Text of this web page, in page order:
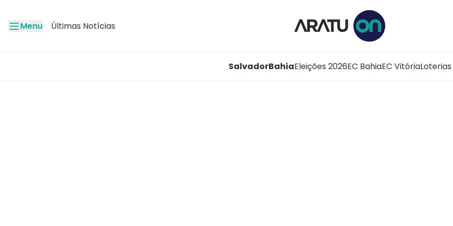
Menu Últimas Notícias
SalvadorBahiaEleições 2026EC BahiaEC VitóriaLoterias